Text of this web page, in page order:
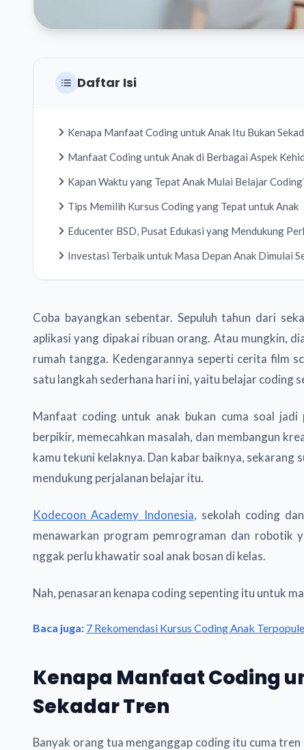
Daftar Isi
Kenapa Manfaat Coding untuk Anak Itu Bukan
Manfaat Coding untuk Anak di Berbagai Aspek
Kapan Waktu yang Tepat Anak Mulai Belajar
Tips Memilih Kursus Coding yang Tepat untuk Anak
Educenter BSD, Pusat Edukasi yang Mendukung
Investasi Terbaik untuk Masa Depan Anak Dimulai
Coba bayangkan sebentar. Sepuluh tahun dari
aplikasi yang dipakai ribuan orang. Atau mungkin,
rumah tangga. Kedengarannya seperti cerita film
satu langkah sederhana hari ini, yaitu belajar coding
Manfaat coding untuk anak bukan cuma soal
berpikir, memecahkan masalah, dan membangun
kamu tekuni kelaknya. Dan kabar baiknya,
mendukung perjalanan belajar itu.
Kodecoon Academy Indonesia, sekolah coding
menawarkan program pemrograman dan robotik
nggak perlu khawatir soal anak bosan di kelas.
Nah, penasaran kenapa coding sepenting itu untuk
Baca juga: 7 Rekomendasi Kursus Coding Anak
Kenapa Manfaat Coding
Sekadar Tren
Banyak orang tua menganggap coding itu cuma